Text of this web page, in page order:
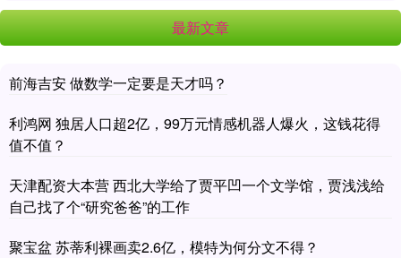
最新文章
前海吉安 做数学一定要是天才吗？
利鸿网 独居人口超2亿，99万元情感机器人爆火，这钱花得
值不值？
天津配资大本营 西北大学给了贾平凹一个文学馆，贾浅浅给
自己找了个“研究爸爸”的工作
聚宝盆 苏蒂利裸画卖2.6亿，模特为何分文不得？